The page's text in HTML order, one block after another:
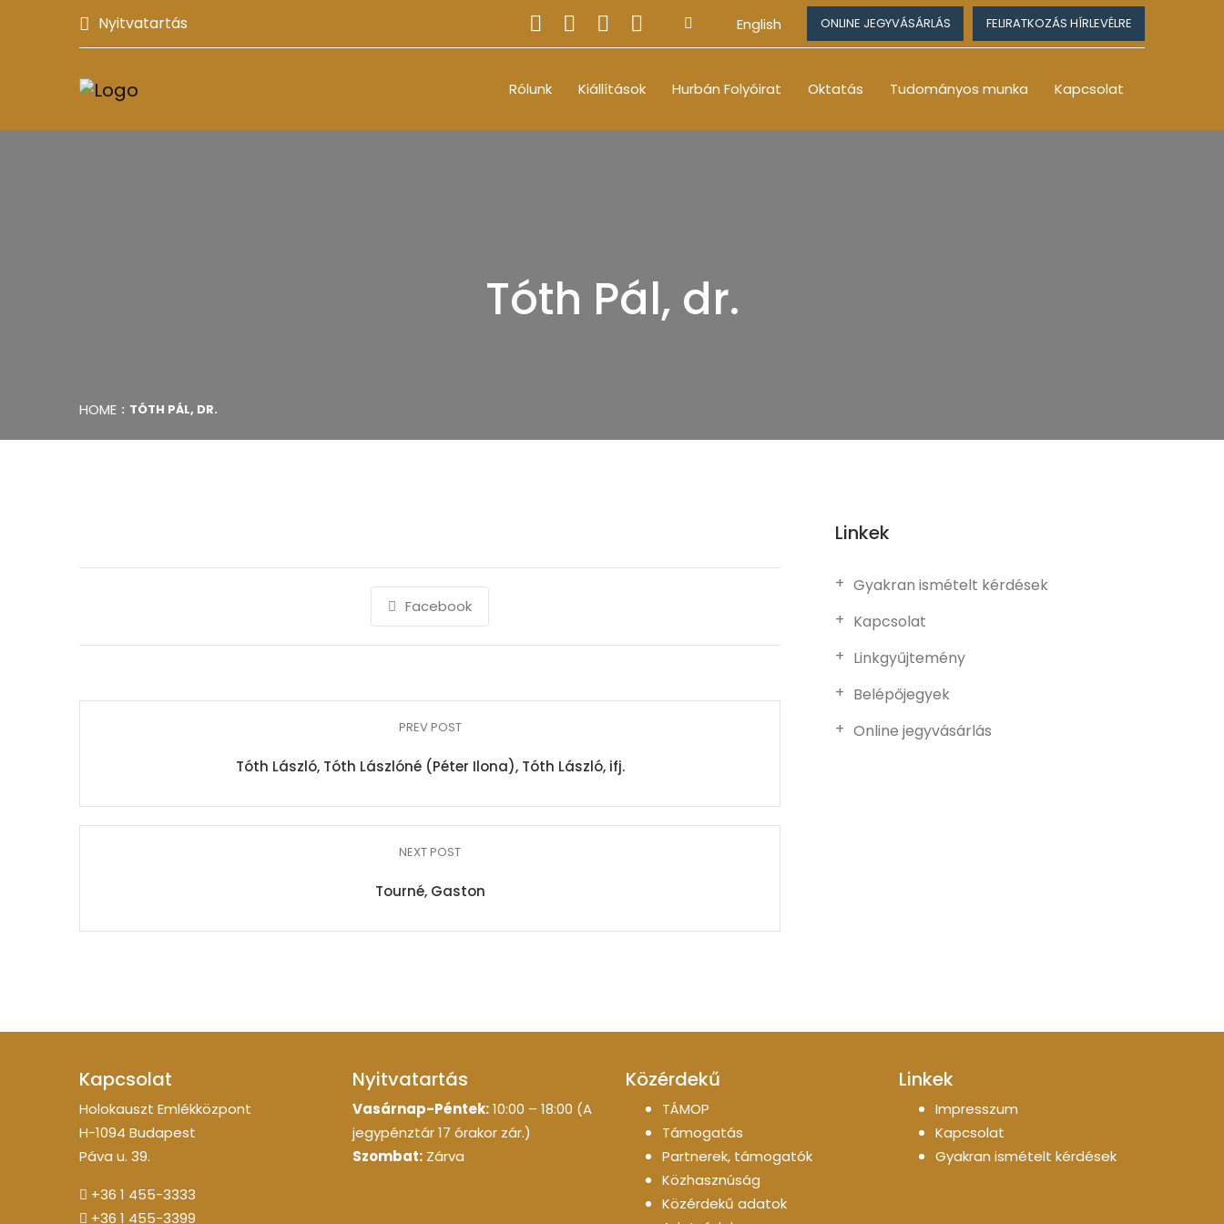
Nyitvatartás English ONLINE JEGYVÁSÁRLÁS FELIRATKOZÁS HÍRLEVÉLRE
Rólunk Kiállítások Hurbán Folyóirat Oktatás Tudományos munka Kapcsolat
Tóth Pál, dr.
HOME TÓTH PÁL, DR.
Facebook
PREV POST
Tóth László, Tóth Lászlóné (Péter Ilona), Tóth László, ifj.
NEXT POST
Tourné, Gaston
Linkek
Gyakran ismételt kérdések
Kapcsolat
Linkgyűjtemény
Belépőjegyek
Online jegyvásárlás
Kapcsolat
Holokauszt Emlékközpont
H-1094 Budapest
Páva u. 39.
+36 1 455-3333
+36 1 455-3399
Nyitvatartás
Vasárnap-Péntek:10:00 – 18:00 (A
jegypénztár 17 órakor zár.)
Szombat: Zárva
Közérdekű
TÁMOP
Támogatás
Partnerek, támogatók
Közhasznúság
Közérdekű adatok
Linkek
Impresszum
Kapcsolat
Gyakran ismételt kérdések